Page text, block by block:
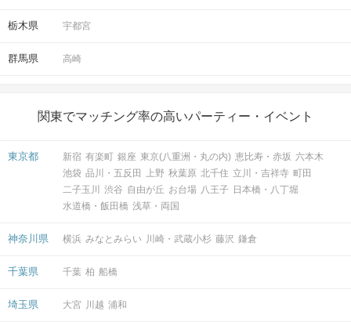
栃木県 宇都宮
群馬県 高崎
関東でマッチング率の高いパーティー・イベント
東京都 新宿 有楽町 銀座 東京(八重洲・丸の内) 恵比寿・赤坂 六本木
池袋 品川・五反田 上野 秋葉原 北千住 立川・吉祥寺 町田
二子玉川
渋谷 自由が丘 お台場 八王子 日本橋・八丁堀
水道橋・飯田橋 浅草・両国
神奈川県 横浜 みなとみらい 川崎・武蔵小杉 藤沢 鎌倉
千葉県 千葉 柏 船橋
埼玉県 大宮 川越 浦和